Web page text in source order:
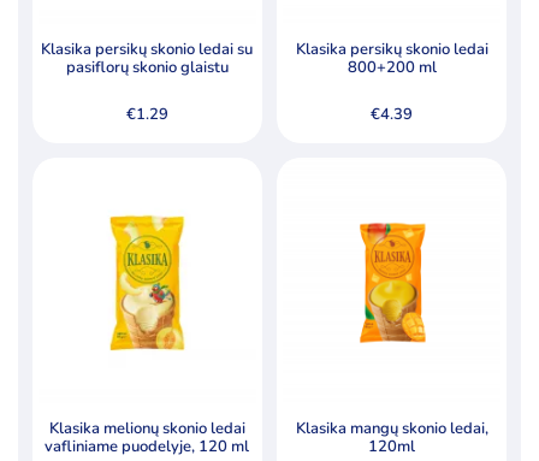
Klasika persikų skonio ledai su
pasiflorų skonio glaistu
€1.29
Klasika persikų skonio ledai
800+200 ml
€4.39
Klasika melionų skonio ledai
vafliniame puodelyje, 120 ml
Klasika mangų skonio ledai,
120ml